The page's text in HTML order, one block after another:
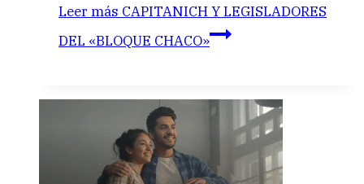
Leer más CAPITANICH Y LEGISLADORES
DEL «BLOQUE CHACO»